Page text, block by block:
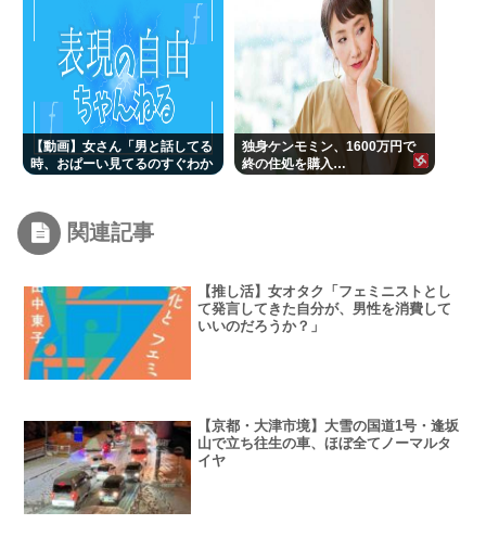
【動画】女さん「男と話してる
時、おぱーい見てるのすぐわか
独身ケンモミン、1600万円で
終の住処を購入…
関連記事
【推し活】女オタク「フェミニストとし
て発言してきた自分が、男性を消費して
いいのだろうか？」
【京都・大津市境】大雪の国道1号・逢坂
山で立ち往生の車、ほぼ全てノーマルタ
イヤ